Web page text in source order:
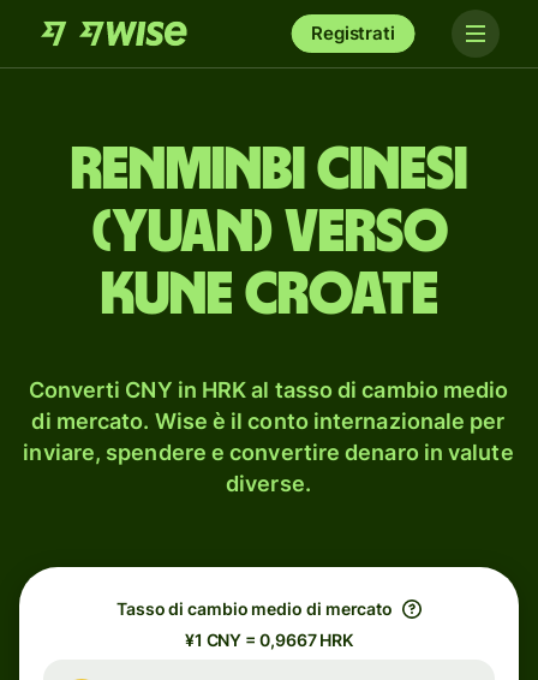
Registrati
renminbi cinesi
(yuan) verso
kune croate
Converti CNY in HRK al tasso di cambio medio
di mercato. Wise è il conto internazionale per
inviare, spendere e convertire denaro in valute
diverse.
Tasso di cambio medio di mercato
¥1 CNY = 0,9667 HRK